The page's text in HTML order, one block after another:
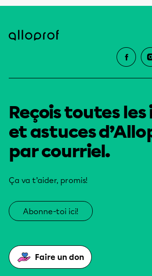
Reçois toutes les
et astuces
par courriel.
Ça va t’aider, promis!
Abonne-toi ici!
Faire un don